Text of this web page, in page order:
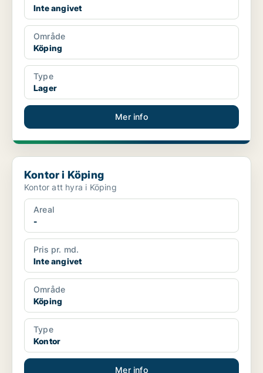
Inte angivet
Område
Köping
Type
Lager
Mer info
Kontor i Köping
Kontor i Köping
Kontor att hyra i Köping
Areal
-
Pris pr. md.
Inte angivet
Område
Köping
Type
Kontor
Mer info